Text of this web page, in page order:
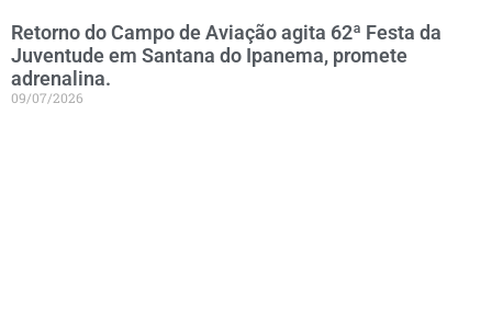
Retorno do Campo de Aviação agita 62ª Festa da
Juventude em Santana do Ipanema, promete
adrenalina.
09/07/2026